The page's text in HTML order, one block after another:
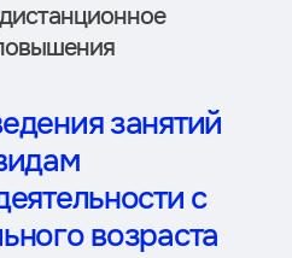
занятий
с
возраста